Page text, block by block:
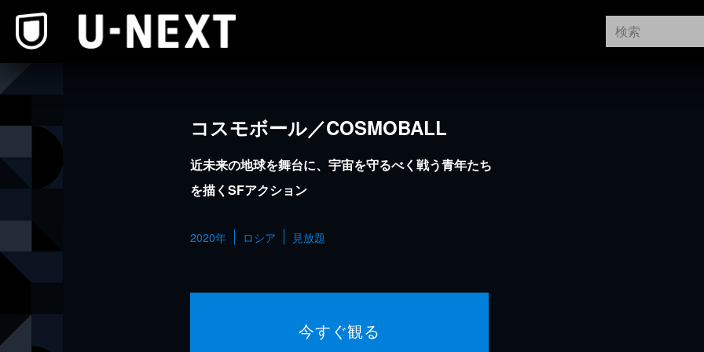
コスモボール／COSMOBALL
近未来の地球を舞台に、宇宙を守るべく戦う青年たち
を描くSFアクション
2020年 ロシア 見放題
今すぐ観る